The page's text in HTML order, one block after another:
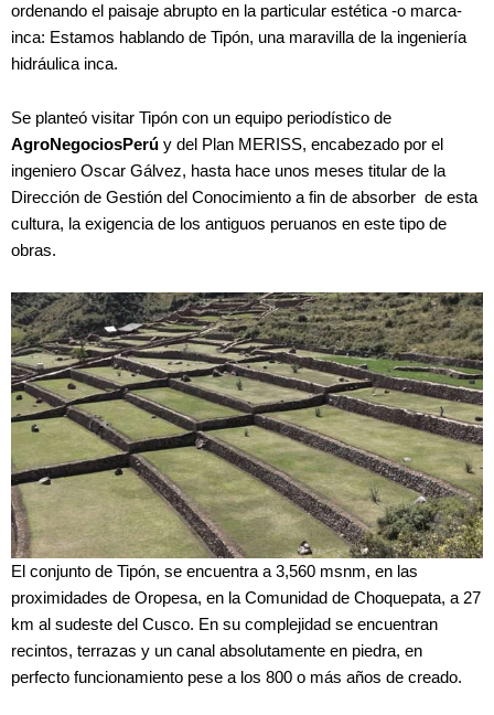
ordenando el paisaje abrupto en la particular estética -o marca-
inca: Estamos hablando de Tipón, una maravilla de la ingeniería
hidráulica inca.
Se planteó visitar Tipón con un equipo periodístico de
AgroNegociosPerú y del Plan MERISS, encabezado por el
ingeniero Oscar Gálvez, hasta hace unos meses titular de la
Dirección de Gestión del Conocimiento a fin de absorber de esta
cultura, la exigencia de los antiguos peruanos en este tipo de
obras.
El conjunto de Tipón, se encuentra a 3,560 msnm, en las
proximidades de Oropesa, en la Comunidad de Choquepata, a 27
km al sudeste del Cusco. En su complejidad se encuentran
recintos, terrazas y un canal absolutamente en piedra, en
perfecto funcionamiento pese a los 800 o más años de creado.